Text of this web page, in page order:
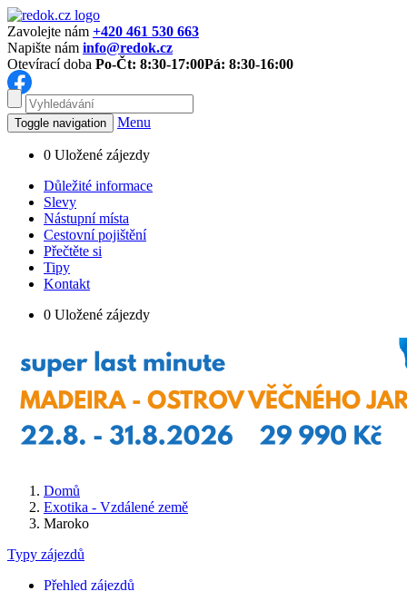
Zavolejte nám +420 461 530 663
Napište nám info@redok.cz
Otevírací doba Po-Čt: 8:30-17:00Pá: 8:30-16:00
Toggle navigation Menu
0 Uložené zájezdy
Důležité informace
Slevy
Nástupní místa
Cestovní pojištění
Přečtěte si
Tipy
Kontakt
0 Uložené zájezdy
Domů
Exotika - Vzdálené země
Maroko
Typy zájezdů
Přehled zájezdů